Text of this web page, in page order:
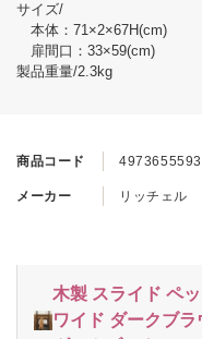
商品コード
メーカー リッチェル
木製 スライド ペ
ワイド ダークブ
サイズ/
本体：71×2×67H(cm)
扉間口：33×59(cm)
製品重量/2.3kg